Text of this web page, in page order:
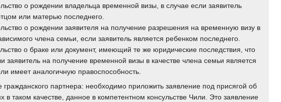
о рождении владельца временной визы, в случае если заявитель
или матерью последнего.
о рождении заявителя на получение разрешения на временную визу в
члена семьи, если заявитель является ребенком последнего.
о браке или документ, имеющий те же юридические последствия, что
заявитель на получение временной визы в качестве члена семьи является
имеет аналогичную правоспособность.
гражданского партнера: необходимо приложить заявление под присягой об
в таком качестве, данное в компетентном консульстве Чили. Это заявление